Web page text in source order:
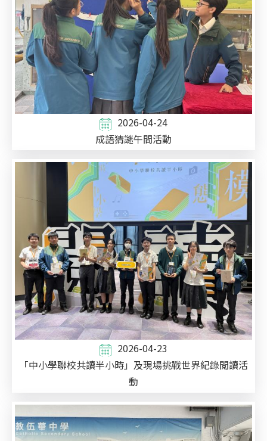
2026-04-24
成語猜謎午間活動
2026-04-23
「中小學聯校共讀半小時」及現場挑戰世界紀錄閲讀活
動